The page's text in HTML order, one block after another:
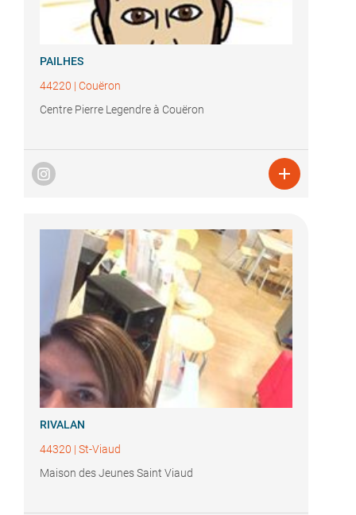
PAILHES
44220 | Couëron
Centre Pierre Legendre à Couëron

RIVALAN
44320 | St-Viaud
Maison des Jeunes Saint Viaud